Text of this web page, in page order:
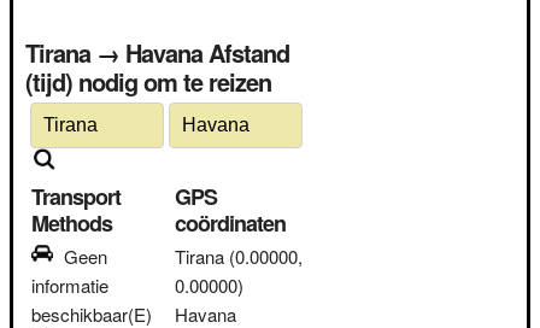
Tirana → Havana Afstand
(tijd) nodig om te reizen
Transport
Methods
Geen
informatie
beschikbaar(E)
GPS
coördinaten
Tirana (0.00000,
0.00000)
Havana